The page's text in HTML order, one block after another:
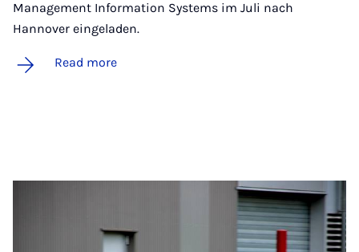
Management Information Systems im Juli nach
Hannover eingeladen.
Read more